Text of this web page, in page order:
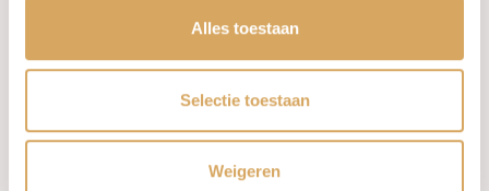
Alles toestaan
Selectie toestaan
Weigeren
Leveringsvoorwaarden
Privacy Policy